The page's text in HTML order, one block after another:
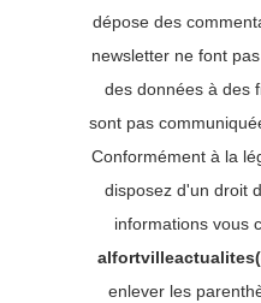
dépose des
newsletter ne font
des données à des
sont pas
Conformément à la
disposez d'un droit
informations vous
enlever les